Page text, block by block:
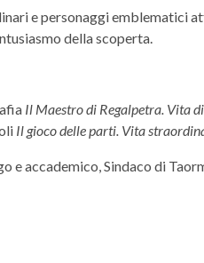
e personaggi emblematici
della scoperta.
Il Maestro di Regalpetra. Vita
Il gioco delle parti. Vita
e accademico, Sindaco di